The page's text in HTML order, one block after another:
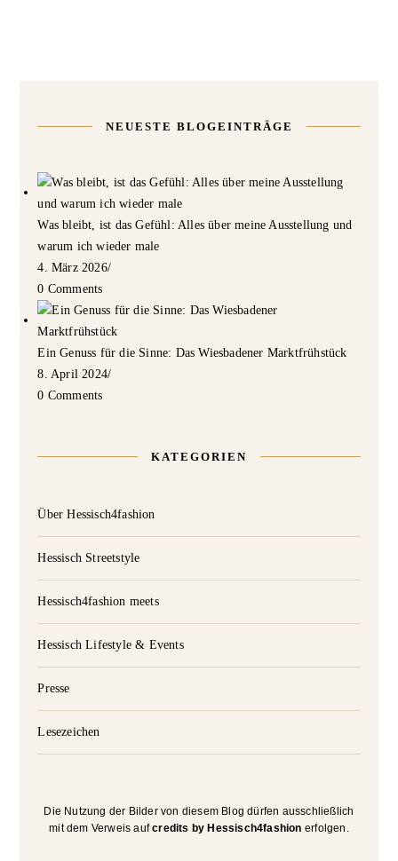
NEUESTE BLOGEINTRÄGE
Was bleibt, ist das Gefühl: Alles über meine Ausstellung und
warum ich wieder male
4. März 2026/
0 Comments
Ein Genuss für die Sinne: Das Wiesbadener Marktfrühstück
8. April 2024/
0 Comments
KATEGORIEN
Über Hessisch4fashion
Hessisch Streetstyle
Hessisch4fashion meets
Hessisch Lifestyle & Events
Presse
Lesezeichen
Die Nutzung der Bilder von diesem Blog dürfen ausschließlich
mit dem Verweis aufcredits by Hessisch4fashion erfolgen.